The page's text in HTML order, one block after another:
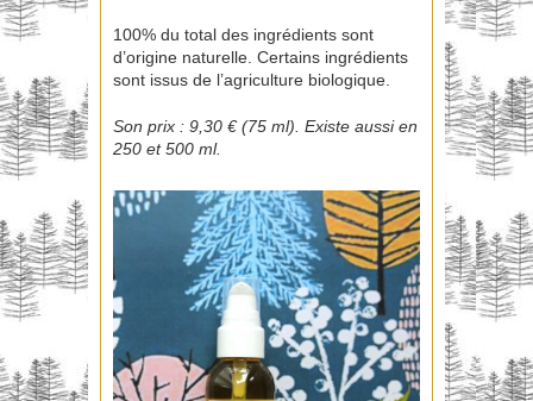
100% du total des ingrédients sont
d’origine naturelle. Certains ingrédients
sont issus de l’agriculture biologique.
Son prix : 9,30 € (75 ml). Existe aussi en
250 et 500 ml.